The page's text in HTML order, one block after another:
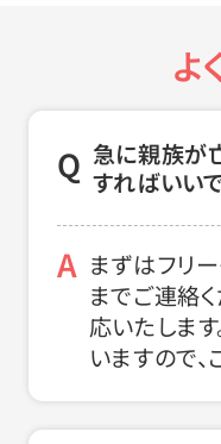
よ
急に親族が
すればいい
まずはフリ
までご連絡
応いたしま
いますので、